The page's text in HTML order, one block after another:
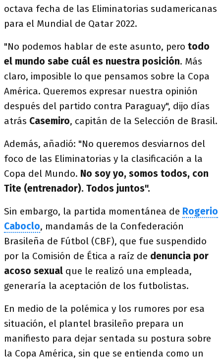
octava fecha de las Eliminatorias sudamericanas
para el Mundial de Qatar 2022.
"No podemos hablar de este asunto, pero todo
el mundo sabe cuál es nuestra posición. Más
claro, imposible lo que pensamos sobre la Copa
América. Queremos expresar nuestra opinión
después del partido contra Paraguay", dijo días
atrás Casemiro, capitán de la Selección de Brasil.
Además, añadió: "No queremos desviarnos del
foco de las Eliminatorias y la clasificación a la
Copa del Mundo. No soy yo, somos todos, con
Tite (entrenador). Todos juntos".
Sin embargo, la partida momentánea de Rogerio
Caboclo, mandamás de la Confederación
Brasileña de Fútbol (CBF), que fue suspendido
por la Comisión de Ética a raíz de denuncia por
acoso sexual que le realizó una empleada,
generaría la aceptación de los futbolistas.
En medio de la polémica y los rumores por esa
situación, el plantel brasileño prepara un
manifiesto para dejar sentada su postura sobre
la Copa América, sin que se entienda como un